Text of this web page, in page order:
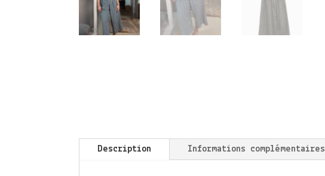
Description Informations complémentaires